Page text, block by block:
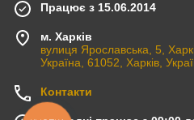
Працює з 15.06.2014
м. Харків
вулиця Ярославська, 5,
Україна, 61052, Харків,
Контакти